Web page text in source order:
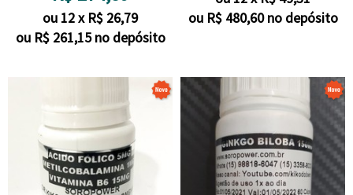
ou 12x R$ 26,79
ou R$ 261,15 no depósito
ou R$ 480,60 no depósito